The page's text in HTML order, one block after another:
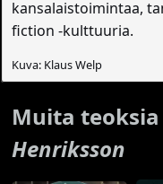
kansalaistoimintaa,
fiction -kulttuuria.
Kuva: Klaus Welp
Muita
Henriksson